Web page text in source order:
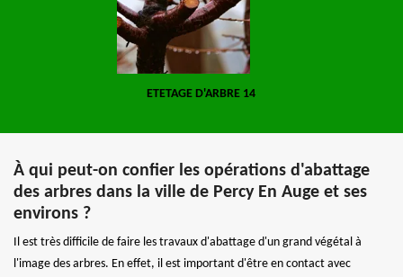
ETETAGE D'ARBRE 14
À qui peut-on confier les opérations d'abattage
des arbres dans la ville de Percy En Auge et ses
environs ?
Il est très difficile de faire les travaux d'abattage d'un grand végétal à
l'image des arbres. En effet, il est important d'être en contact avec